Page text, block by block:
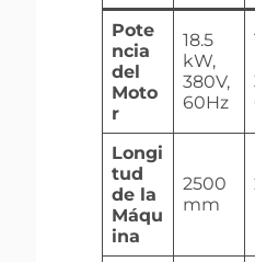
Pote
ncia
del
Moto
r
18.5
kW,
380V,
60Hz
Longi
tud
de la
Máqu
ina
2500
mm